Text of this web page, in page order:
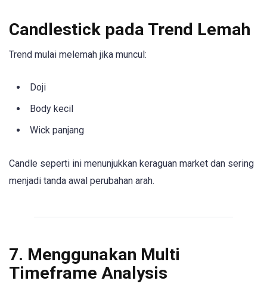
Candlestick pada Trend Lemah
Trend mulai melemah jika muncul:
Doji
Body kecil
Wick panjang
Candle seperti ini menunjukkan keraguan market dan sering
menjadi tanda awal perubahan arah.
7. Menggunakan Multi
Timeframe Analysis